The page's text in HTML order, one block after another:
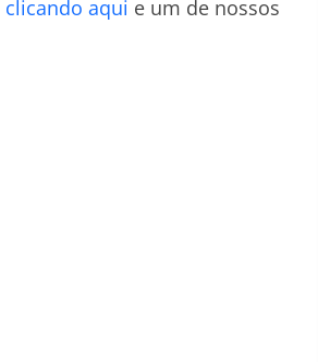
clicando aqui e um de nossos